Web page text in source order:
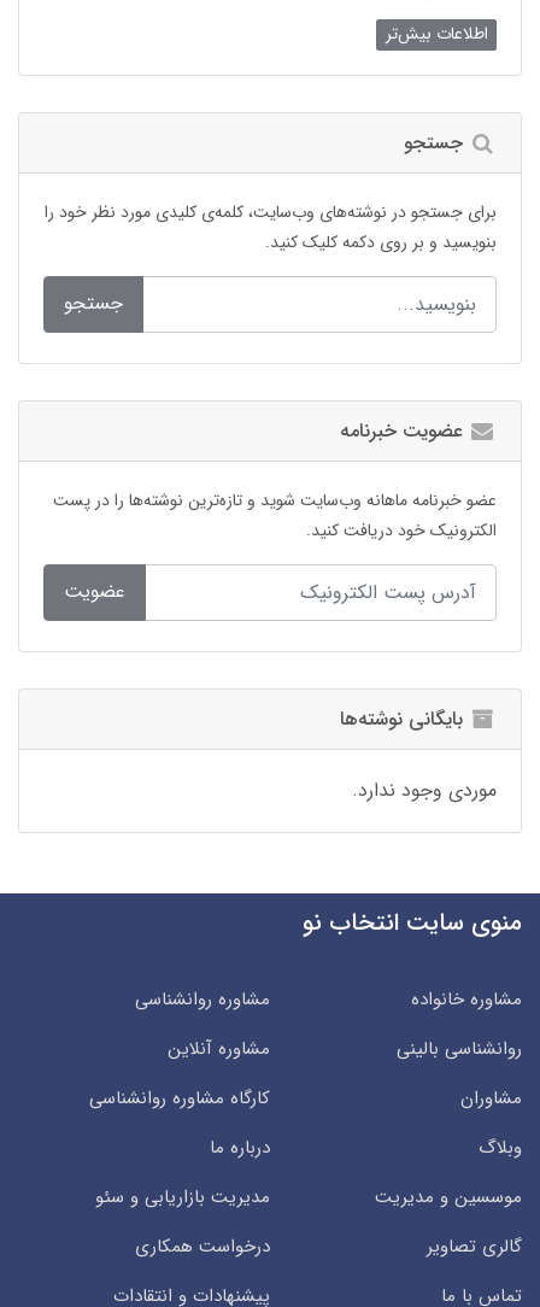
اطلاعات بیش‌تر
جستجو
برای جستجو در نوشته‌های وب‌سایت، کلمه‌ی کلیدی مورد نظر خود را
بنویسید و بر روی دکمه کلیک کنید.
جستجو
عضویت خبرنامه
عضو خبرنامه ماهانه وب‌سایت شوید و تازه‌ترین نوشته‌ها را در پست
الکترونیک خود دریافت کنید.
عضویت
بایگانی نوشته‌ها
موردی وجود ندارد.
منوی سایت انتخاب نو
مشاوره خانواده
مشاوره روانشناسی
روانشناسی بالینی
مشاوره آنلاین
مشاوران
کارگاه مشاوره روانشناسی
وبلاگ
درباره ما
موسسین و مدیریت
مدیریت بازاریابی و سئو
گالری تصاویر
درخواست همکاری
تماس با ما
پیشنهادات و انتقادات